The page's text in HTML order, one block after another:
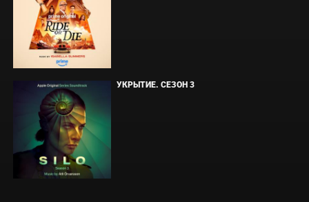
УКРЫТИЕ. СЕЗОН 3